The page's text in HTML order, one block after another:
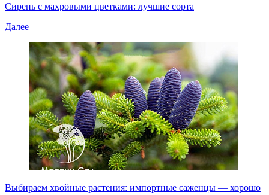
Сирень с махровыми цветками: лучшие сорта
Далее
Выбираем хвойные растения: импортные саженцы — хорошо